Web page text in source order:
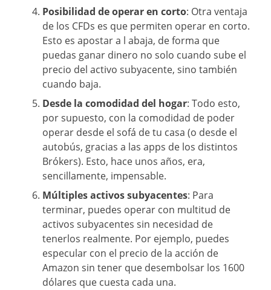
Posibilidad de operar en corto: Otra ventaja
de los CFDs es que permiten operar en corto.
Esto es apostar a l abaja, de forma que
puedas ganar dinero no solo cuando sube el
precio del activo subyacente, sino también
cuando baja.
Desde la comodidad del hogar: Todo esto,
por supuesto, con la comodidad de poder
operar desde el sofá de tu casa (o desde el
autobús, gracias a las apps de los distintos
Brókers). Esto, hace unos años, era,
sencillamente, impensable.
Múltiples activos subyacentes: Para
terminar, puedes operar con multitud de
activos subyacentes sin necesidad de
tenerlos realmente. Por ejemplo, puedes
especular con el precio de la acción de
Amazon sin tener que desembolsar los 1600
dólares que cuesta cada una.